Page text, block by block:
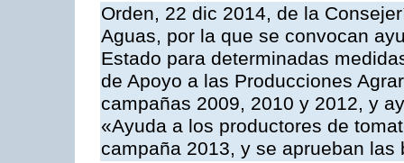
Orden, 22 dic 2014, de la
Aguas, por la que se convocan
Estado para determinadas
de Apoyo a las Producciones
campañas 2009, 2010 y 2012, y
«Ayuda a los productores de
campaña 2013, y se aprueban